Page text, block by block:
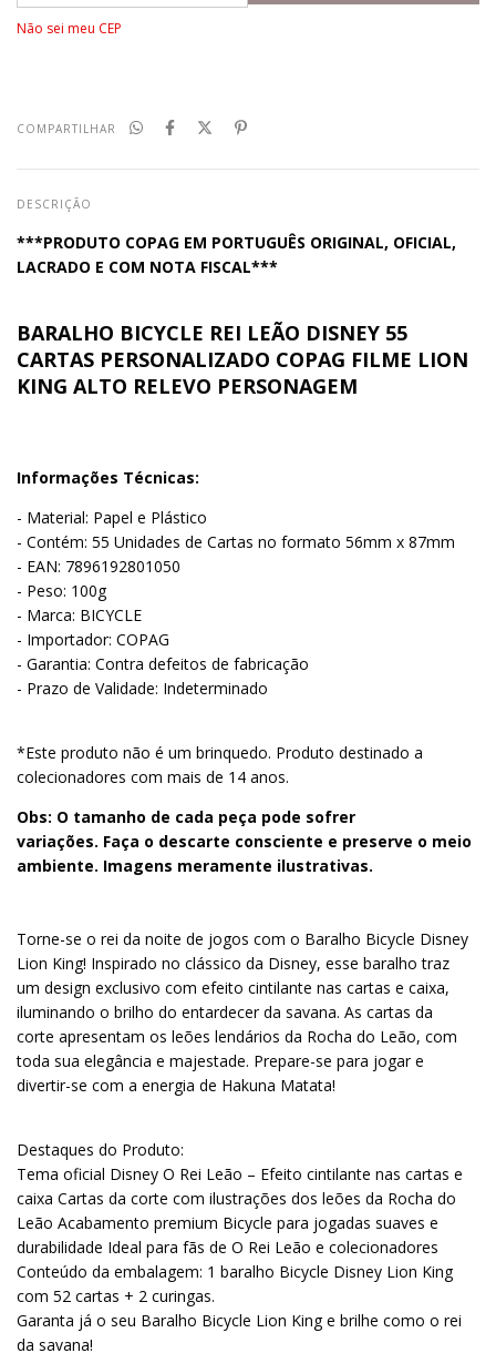
Não sei meu CEP
COMPARTILHAR
DESCRIÇÃO
***PRODUTO COPAG EM PORTUGUÊS ORIGINAL, OFICIAL,
LACRADO E COM NOTA FISCAL***
BARALHO BICYCLE REI LEÃO DISNEY 55
CARTAS PERSONALIZADO COPAG FILME LION
KING ALTO RELEVO PERSONAGEM
Informações Técnicas:
- Material: Papel e Plástico
- Contém: 55 Unidades de Cartas no formato 56mm x 87mm
- EAN: 7896192801050
- Peso: 100g
- Marca: BICYCLE
- Importador: COPAG
- Garantia: Contra defeitos de fabricação
- Prazo de Validade: Indeterminado
*Este produto não é um brinquedo. Produto destinado a
colecionadores com mais de 14 anos.
Obs: O tamanho de cada peça pode sofrer
variações. Faça o descarte consciente e preserve o meio
ambiente. Imagens meramente ilustrativas.
Torne-se o rei da noite de jogos com o Baralho Bicycle Disney
Lion King! Inspirado no clássico da Disney, esse baralho traz
um design exclusivo com efeito cintilante nas cartas e caixa,
iluminando o brilho do entardecer da savana. As cartas da
corte apresentam os leões lendários da Rocha do Leão, com
toda sua elegância e majestade. Prepare-se para jogar e
divertir-se com a energia de Hakuna Matata!
Destaques do Produto:
Tema oficial Disney O Rei Leão – Efeito cintilante nas cartas e
caixa Cartas da corte com ilustrações dos leões da Rocha do
Leão Acabamento premium Bicycle para jogadas suaves e
durabilidade Ideal para fãs de O Rei Leão e colecionadores
Conteúdo da embalagem: 1 baralho Bicycle Disney Lion King
com 52 cartas + 2 curingas.
Garanta já o seu Baralho Bicycle Lion King e brilhe como o rei
da savana!